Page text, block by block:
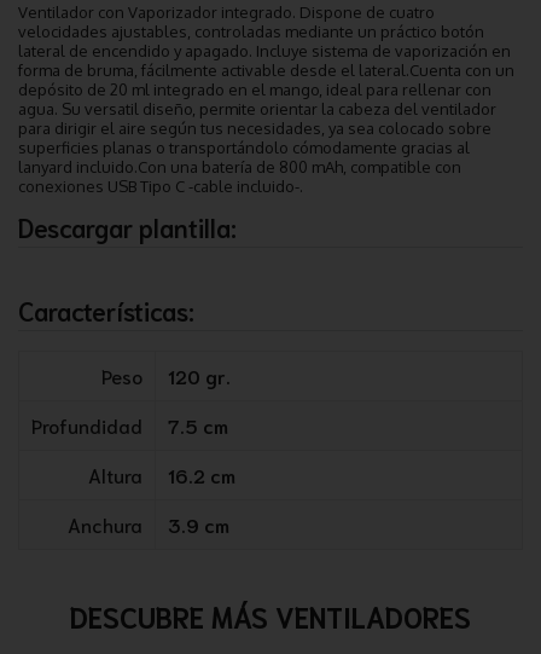
Ventilador con Vaporizador integrado. Dispone de cuatro
velocidades ajustables, controladas mediante un práctico botón
lateral de encendido y apagado. Incluye sistema de vaporización en
forma de bruma, fácilmente activable desde el lateral.Cuenta con un
depósito de 20 ml integrado en el mango, ideal para rellenar con
agua. Su versatil diseño, permite orientar la cabeza del ventilador
para dirigir el aire según tus necesidades, ya sea colocado sobre
superficies planas o transportándolo cómodamente gracias al
lanyard incluido.Con una batería de 800 mAh, compatible con
conexiones USB Tipo C -cable incluido-.
Descargar plantilla:
Características:
Peso
120 gr.
Profundidad
7.5 cm
Altura
16.2 cm
Anchura
3.9 cm
DESCUBRE MÁS VENTILADORES